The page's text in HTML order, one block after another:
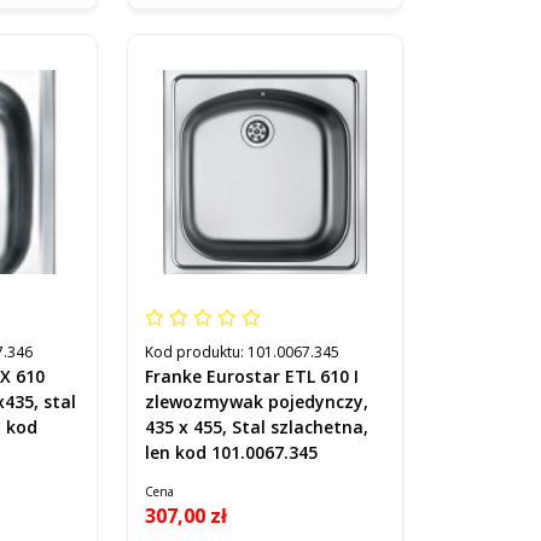
610
stal
kod
Kod produktu: 101.0067.345
Franke Eurostar ETL 610 I
zlewozmywak pojedynczy,
435 x 455, Stal szlachetna,
len kod 101.0067.345
Cena
307,00 zł